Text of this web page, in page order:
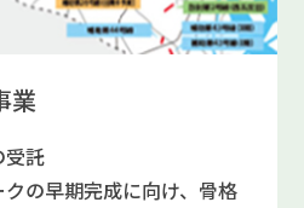
業
受託
の早期完成に向け、骨格